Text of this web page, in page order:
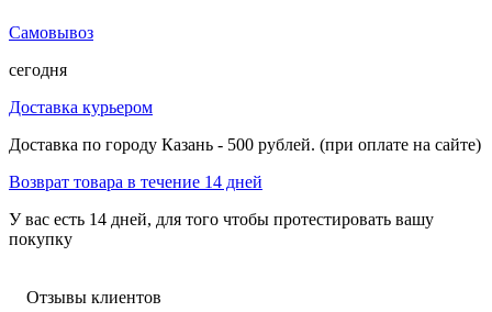
Самовывоз
сегодня
Доставка курьером
Доставка по городу Казань - 500 рублей. (при оплате на сайте)
Возврат товара в течение 14 дней
У вас есть 14 дней, для того чтобы протестировать вашу
покупку